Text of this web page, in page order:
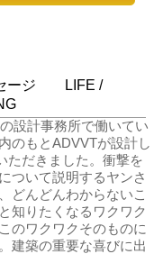
セージ LIFE /
設計事務所で働いてい
のもとADVVTが設計し
ただきました。衝撃を
ついて説明するヤンさ
どんどんわからないこ
知りたくなるワクワク
のワクワクそのものに
建築の重要な喜びに出